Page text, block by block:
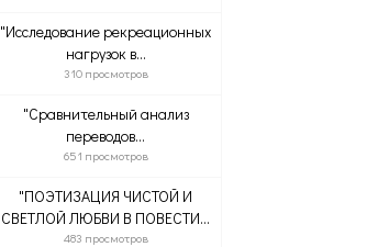
"Исследование рекреационных
нагрузок в...
310 просмотров
"Сравнительный анализ
переводов...
651 просмотров
"ПОЭТИЗАЦИЯ ЧИСТОЙ И
СВЕТЛОЙ ЛЮБВИ В ПОВЕСТИ...
483 просмотров